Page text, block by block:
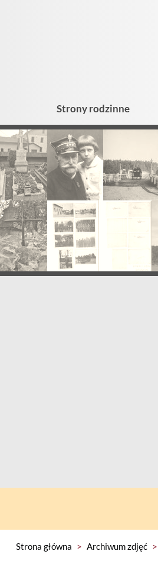
Strony rodzinne
Strona główna > Archiwum zdjęć >